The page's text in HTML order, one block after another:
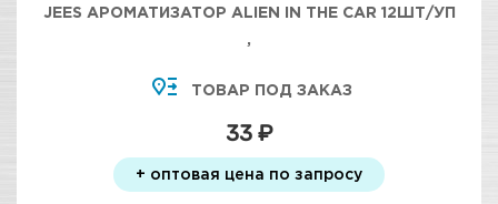
JEES АРОМАТИЗАТОР ALIEN IN THE CAR 12ШТ/УП
,
ТОВАР ПОД ЗАКАЗ
33 ₽
+ оптовая цена по запросу